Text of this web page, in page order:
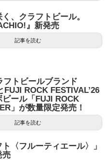
、クラフトビール。
』新発売
記事を読む
フトビールブランド
FUJI ROCK FESTIVAL’26
ール「FUJI ROCK
」が数量限定発売！
記事を読む
ト〈フルーティエール〉」
売